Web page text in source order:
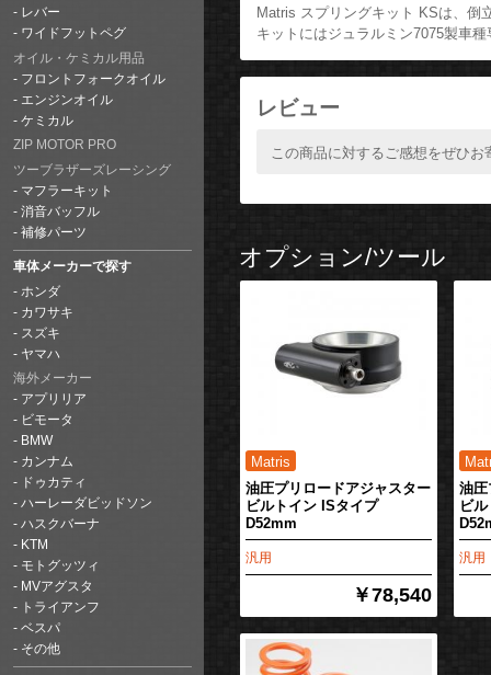
レバー
ワイドフットペグ
オイル・ケミカル用品
フロントフォークオイル
エンジンオイル
ケミカル
ZIP MOTOR PRO
ツーブラザーズレーシング
マフラーキット
消音バッフル
補修パーツ
車体メーカーで探す
ホンダ
カワサキ
スズキ
ヤマハ
海外メーカー
アプリリア
ビモータ
BMW
カンナム
ドゥカティ
ハーレーダビッドソン
ハスクバーナ
KTM
モトグッツィ
MVアグスタ
トライアンフ
ベスパ
その他
Matris スプリングキット KSは、倒
キットにはジュラルミン7075製車
レビュー
この商品に対するご感想をぜひお
オプション/ツール
油圧プリロードアジャスター
ビルトイン ISタイプ
D52mm
汎用
￥78,540
油圧
ビ
汎用